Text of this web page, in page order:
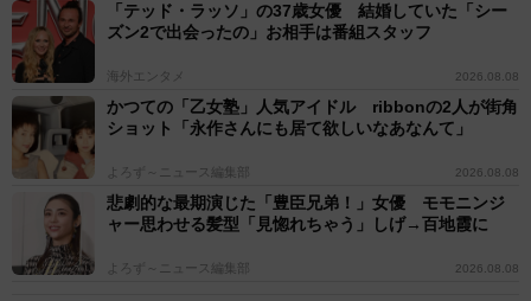
「テッド・ラッソ」の37歳女優 結婚していた「シー
ズン2で出会ったの」お相手は番組スタッフ
海外エンタメ 2026.08.08
かつての「乙女塾」人気アイドル ribbonの2人が街角
ショット「永作さんにも居て欲しいなあなんて」
よろず～ニュース編集部 2026.08.08
悲劇的な最期演じた「豊臣兄弟！」女優 モモニンジ
ャー思わせる髪型「見惚れちゃう」しげ→百地霞に
よろず～ニュース編集部 2026.08.08